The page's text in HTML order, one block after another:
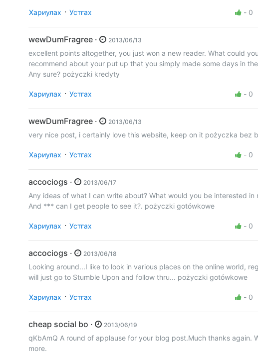
Хариулах · Устгах - 0
wewDumFragree · 2013/06/13
excellent points altogether, you just won a new reader. What could you
recommend about your put up that you simply made some days in
Any sure? pożyczki kredyty
Хариулах · Устгах - 0
wewDumFragree · 2013/06/13
very nice post, i certainly love this website, keep on it pożyczka bez
Хариулах · Устгах - 0
accociogs · 2013/06/17
Any ideas of what I can write about? What would you be interested in
And *** can I get people to see it?. pożyczki gotówkowe
Хариулах · Устгах - 0
accociogs · 2013/06/18
Looking around...I like to look in various places on the online world,
will just go to Stumble Upon and follow thru... pożyczki gotówkowe
Хариулах · Устгах - 0
cheap social bo · 2013/06/19
qKbAmQ A round of applause for your blog post.Much thanks again.
more.